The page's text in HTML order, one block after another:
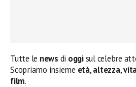
Tutte le news di oggisul celebre
Scopriamo insieme età,altezza,
film.